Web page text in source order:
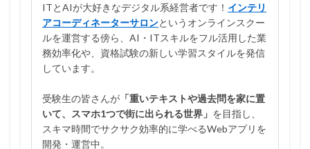
ITとAIが大好きなデジタル系経営者です！ インテリ
アコーディネーターサロンというオンラインスクー
ルを運営する傍ら、AI・ITスキルをフル活用した業
務効率化や、資格試験の新しい学習スタイルを発信
しています。
受験生の皆さんが 「重いテキストや過去問を家に置
いて、スマホ1つで街に出られる世界」 を目指し、
スキマ時間でサクサク効率的に学べるWebアプリを
開発・運営中。